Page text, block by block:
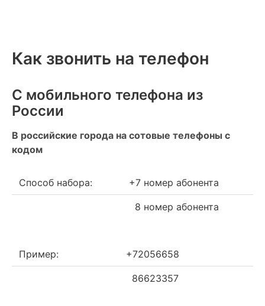
Как звонить на телефон
С мобильного телефона из
России
В российские города на сотовые телефоны с
кодом
Способ набора: +7 номер абонента
8 номер абонента
Пример: +72056658
86623357